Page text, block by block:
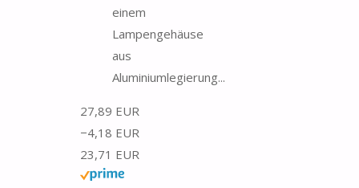
einem
Lampengehäuse
aus
Aluminiumlegierung...
27,89 EUR
−4,18 EUR
23,71 EUR